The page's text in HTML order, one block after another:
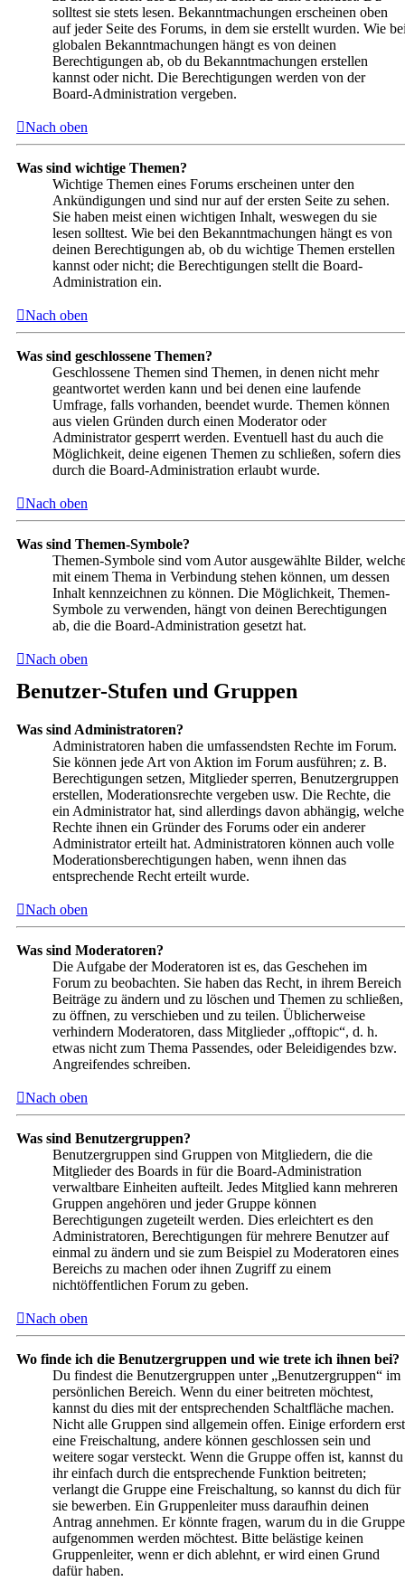
solltest sie stets lesen. Bekanntmachungen erscheinen oben
auf jeder Seite des Forums, in dem sie erstellt wurden. Wie
globalen Bekanntmachungen hängt es von deinen
Berechtigungen ab, ob du Bekanntmachungen erstellen
kannst oder nicht. Die Berechtigungen werden von der
Board-Administration vergeben.
Nach oben
Was sind wichtige Themen?
Wichtige Themen eines Forums erscheinen unter den
Ankündigungen und sind nur auf der ersten Seite zu sehen.
Sie haben meist einen wichtigen Inhalt, weswegen du sie
lesen solltest. Wie bei den Bekanntmachungen hängt es von
deinen Berechtigungen ab, ob du wichtige Themen erstellen
kannst oder nicht; die Berechtigungen stellt die Board-
Administration ein.
Nach oben
Was sind geschlossene Themen?
Geschlossene Themen sind Themen, in denen nicht mehr
geantwortet werden kann und bei denen eine laufende
Umfrage, falls vorhanden, beendet wurde. Themen können
aus vielen Gründen durch einen Moderator oder
Administrator gesperrt werden. Eventuell hast du auch die
Möglichkeit, deine eigenen Themen zu schließen, sofern dies
durch die Board-Administration erlaubt wurde.
Nach oben
Was sind Themen-Symbole?
Themen-Symbole sind vom Autor ausgewählte Bilder,
mit einem Thema in Verbindung stehen können, um dessen
Inhalt kennzeichnen zu können. Die Möglichkeit, Themen-
Symbole zu verwenden, hängt von deinen Berechtigungen
ab, die die Board-Administration gesetzt hat.
Nach oben
Benutzer-Stufen und Gruppen
Was sind Administratoren?
Administratoren haben die umfassendsten Rechte im Forum.
Sie können jede Art von Aktion im Forum ausführen; z. B.
Berechtigungen setzen, Mitglieder sperren, Benutzergruppen
erstellen, Moderationsrechte vergeben usw. Die Rechte, die
ein Administrator hat, sind allerdings davon abhängig, welche
Rechte ihnen ein Gründer des Forums oder ein anderer
Administrator erteilt hat. Administratoren können auch volle
Moderationsberechtigungen haben, wenn ihnen das
entsprechende Recht erteilt wurde.
Nach oben
Was sind Moderatoren?
Die Aufgabe der Moderatoren ist es, das Geschehen im
Forum zu beobachten. Sie haben das Recht, in ihrem Bereich
Beiträge zu ändern und zu löschen und Themen zu schließen,
zu öffnen, zu verschieben und zu teilen. Üblicherweise
verhindern Moderatoren, dass Mitglieder „offtopic“, d. h.
etwas nicht zum Thema Passendes, oder Beleidigendes bzw.
Angreifendes schreiben.
Nach oben
Was sind Benutzergruppen?
Benutzergruppen sind Gruppen von Mitgliedern, die die
Mitglieder des Boards in für die Board-Administration
verwaltbare Einheiten aufteilt. Jedes Mitglied kann mehreren
Gruppen angehören und jeder Gruppe können
Berechtigungen zugeteilt werden. Dies erleichtert es den
Administratoren, Berechtigungen für mehrere Benutzer auf
einmal zu ändern und sie zum Beispiel zu Moderatoren eines
Bereichs zu machen oder ihnen Zugriff zu einem
nichtöffentlichen Forum zu geben.
Nach oben
Wo finde ich die Benutzergruppen und wie trete ich ihnen bei?
Du findest die Benutzergruppen unter „Benutzergruppen“ im
persönlichen Bereich. Wenn du einer beitreten möchtest,
kannst du dies mit der entsprechenden Schaltfläche machen.
Nicht alle Gruppen sind allgemein offen. Einige erfordern erst
eine Freischaltung, andere können geschlossen sein und
weitere sogar versteckt. Wenn die Gruppe offen ist, kannst du
ihr einfach durch die entsprechende Funktion beitreten;
verlangt die Gruppe eine Freischaltung, so kannst du dich für
sie bewerben. Ein Gruppenleiter muss daraufhin deinen
Antrag annehmen. Er könnte fragen, warum du in die Gruppe
aufgenommen werden möchtest. Bitte belästige keinen
Gruppenleiter, wenn er dich ablehnt, er wird einen Grund
dafür haben.